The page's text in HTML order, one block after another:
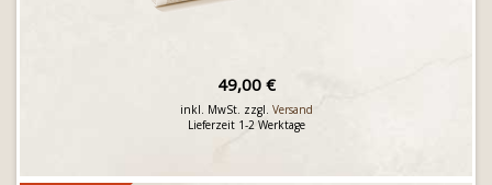
49,00 €
inkl. MwSt. zzgl. Versand
Lieferzeit 1-2 Werktage